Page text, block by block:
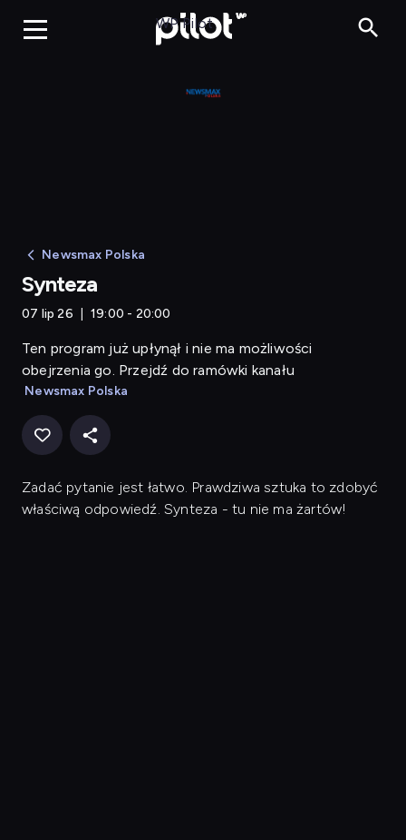
Synteza
WP Pilot
Newsmax Polska
Synteza
07 lip 26 19:00 - 20:00
Ten program już upłynął i nie ma możliwości
obejrzenia go. Przejdź do ramówki kanału
Newsmax Polska
Zadać pytanie jest łatwo. Prawdziwa sztuka to zdobyć
właściwą odpowiedź. Synteza - tu nie ma żartów!